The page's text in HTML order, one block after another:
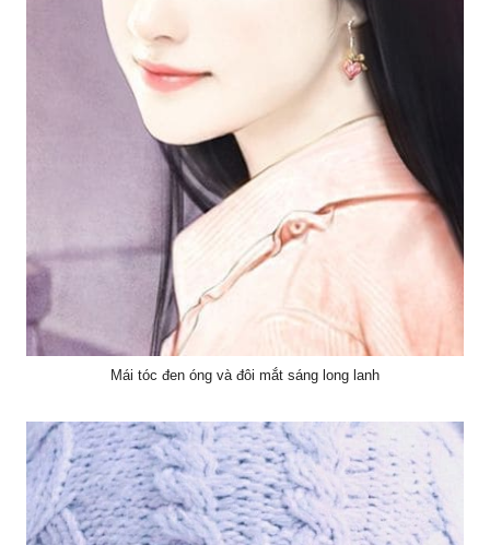
Mái tóc đen óng và đôi mắt sáng long lanh